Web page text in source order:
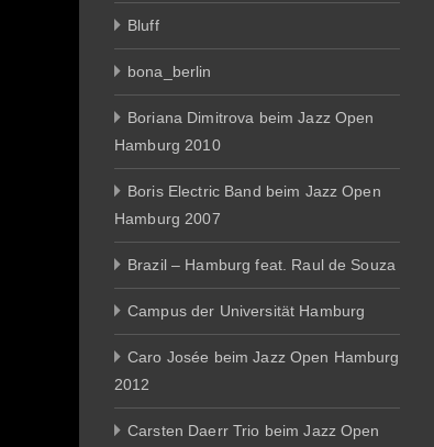
Bluff
bona_berlin
Boriana Dimitrova beim Jazz Open
Hamburg 2010
Boris Electric Band beim Jazz Open
Hamburg 2007
Brazil – Hamburg feat. Raul de Souza
Campus der Universität Hamburg
Caro Josée beim Jazz Open Hamburg
2012
Carsten Daerr Trio beim Jazz Open